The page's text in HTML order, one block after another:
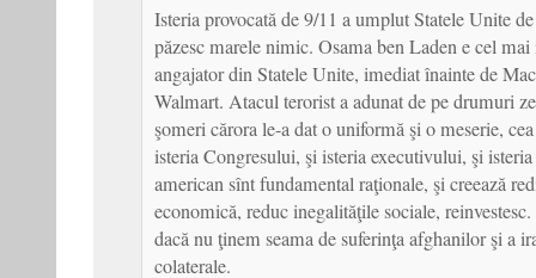
Isteria provocată de 9/11 a umplut Statele Unite
păzesc marele nimic. Osama ben Laden e cel
angajator din Statele Unite, imediat înainte de
Walmart. Atacul terorist a adunat de pe drumuri
şomeri cărora le-a dat o uniformă şi o meserie,
isteria Congresului, şi isteria executivului, şi
american sînt fundamental raţionale, şi creează
economică, reduc inegalităţile sociale,
dacă nu ţinem seama de suferinţa afghanilor şi a
colaterale.